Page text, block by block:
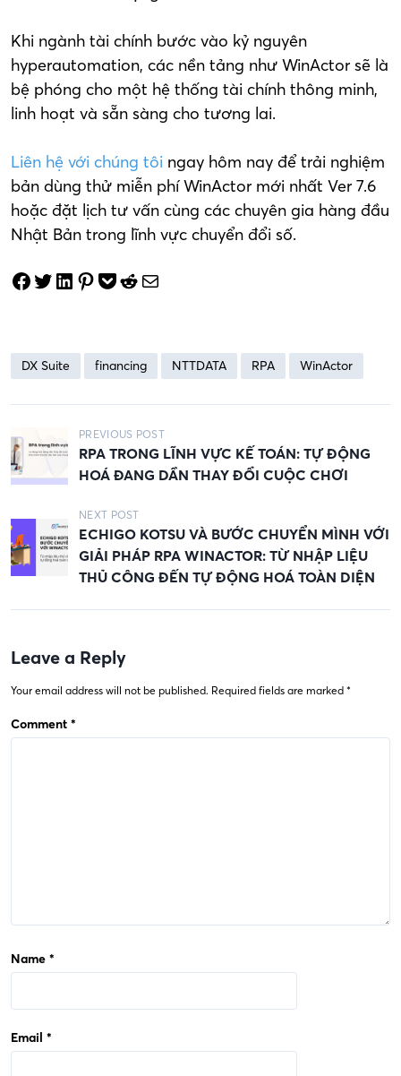
Khi ngành tài chính bước vào kỷ nguyên
hyperautomation, các nền tảng như WinActor sẽ là
bệ phóng cho một hệ thống tài chính thông minh,
linh hoạt và sẵn sàng cho tương lai.
Liên hệ với chúng tôi ngay hôm nay để trải nghiệm
bản dùng thử miễn phí WinActor mới nhất Ver 7.6
hoặc đặt lịch tư vấn cùng các chuyên gia hàng đầu
Nhật Bản trong lĩnh vực chuyển đổi số.
Share on Facebook Tweet on Twitter Share on LinkedIn Pin on Pinterest Save to pocket Share on Reddit Share via Email
DX Suite financing NTTDATA RPA WinActor
P
o
s
t
n
a
g
a
i
PREVIOUS POST
RPA TRONG LĨNH VỰC KẾ TOÁN: TỰ ĐỘNG
HOÁ ĐANG DẦN THAY ĐỔI CUỘC CHƠI
NEXT POST
ECHIGO KOTSU VÀ BƯỚC CHUYỂN MÌNH VỚI
GIẢI PHÁP RPA WINACTOR: TỪ NHẬP LIỆU
THỦ CÔNG ĐẾN TỰ ĐỘNG HOÁ TOÀN DIỆN
Leave a Reply
Your email address will not be published. Required fields are marked *
Comment *
Name *
Email *